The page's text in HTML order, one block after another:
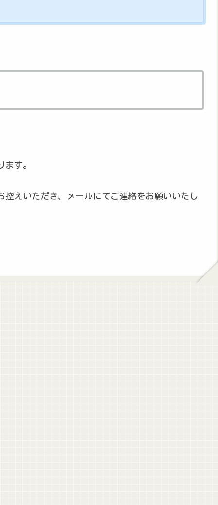
す。
えいただき、メールにてご連絡をお願いいたし